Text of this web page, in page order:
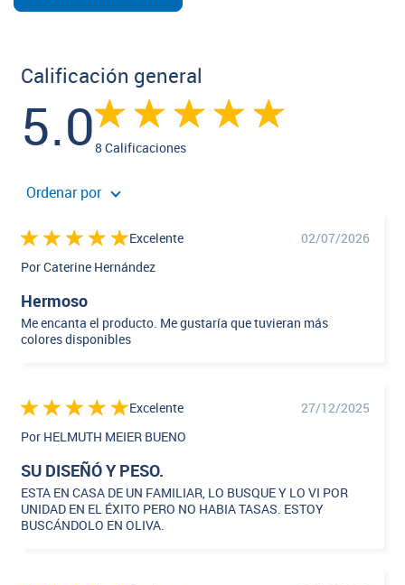
Calificación general
5.08 Calificaciones
Ordenar por
Excelente
02/07/2026
Por Caterine Hernández
Hermoso
Me encanta el producto. Me gustaría que tuvieran más
colores disponibles
Excelente
27/12/2025
Por HELMUTH MEIER BUENO
SU DISEÑÓ Y PESO.
ESTA EN CASA DE UN FAMILIAR, LO BUSQUE Y LO VI POR
UNIDAD EN EL ÉXITO PERO NO HABIA TASAS. ESTOY
BUSCÁNDOLO EN OLIVA.